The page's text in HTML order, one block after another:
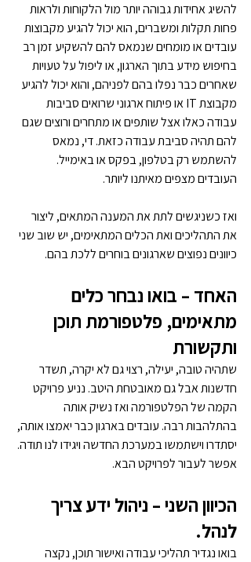
להשיג אחידות גבוהה יותר מול הלקוחות ולראות
פחות תקלות ומשברים, הוא יכול להגיע מקבוצות
עובדים או מומחים שנמאס להם להשקיע זמן רב
בחיפוש מידע בתוך הארגון, או ליפול על טעויות
שאחרים כבר נפלו בהם לפניהם, והוא יכול להגיע
מקבוצת IT או פיתוח ארגוני שרואים סביבות
עבודה כאלו אצל שותפים או מתחרים ורוצים שגם
להם תהיה סביבת עבודה כזאת. די, נמאס
להשתמש רק בטלפון, בפקס או באימייל.
העובדים מצפים מאיתנו ליותר.
ואז כשניגשים לתת את המענה המתאים, ליצור
את התהליכים ואת הכלים המתאימים, יש שוב שני
כיוונים נפוצים שארגונים בוחרים ללכת בהם.
האחד – בואו נבחר כלים
מתאימים, פלטפורמת תוכן
ותקשורת
שתהיה טובה, יעילה, רצוי גם לא יקרה, תשדר
חדשנות אבל גם מאובטחת היטב. נניע פרויקט
הקמה של הפלטפורמה ואז נשיק אותה
בהתלהבות רבה. עובדים בארגון כבר יאמצו אותה,
יסתדרו וישתמשו במערכת החדשה ויגידו לנו תודה.
אפשר לעבור לפרויקט הבא.
הכיוון השני – ניהול ידע צריך
לנהל.
בואו נגדיר תהליכי עבודה ואישור תוכן, נקצה